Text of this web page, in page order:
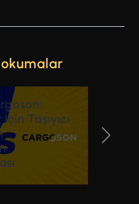
Taşıyıcı
Next